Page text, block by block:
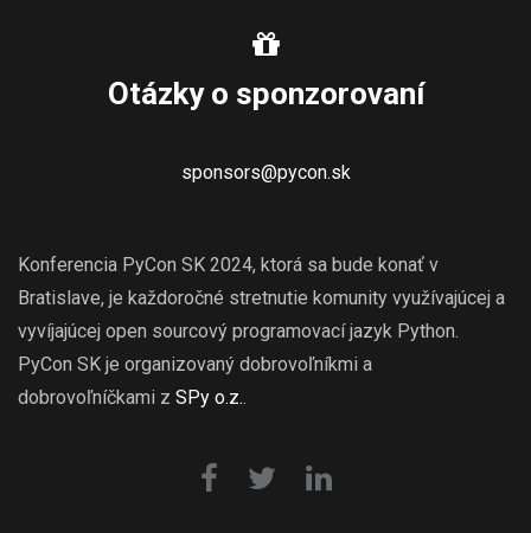
Otázky o sponzorovaní
sponsors@pycon.sk
Konferencia PyCon SK 2024, ktorá sa bude konať v
Bratislave, je každoročné stretnutie komunity využívajúcej a
vyvíjajúcej open sourcový programovací jazyk Python.
PyCon SK je organizovaný dobrovoľníkmi a
dobrovoľníčkami z SPy o.z.